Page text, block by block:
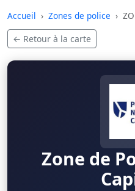
Skip to main content
Accueil Zones de police
← Retour à la carte
Zone de